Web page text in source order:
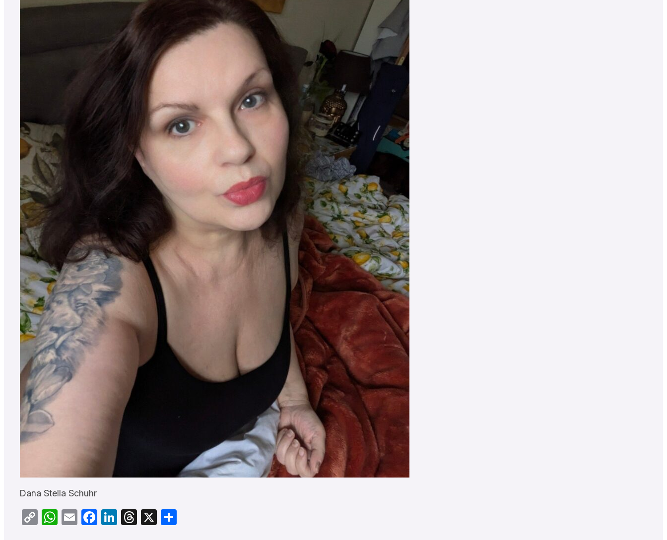
Dana Stella Schuhr
CopyWhatsApp
EmailFacebook
LinkedIn
Threads
X